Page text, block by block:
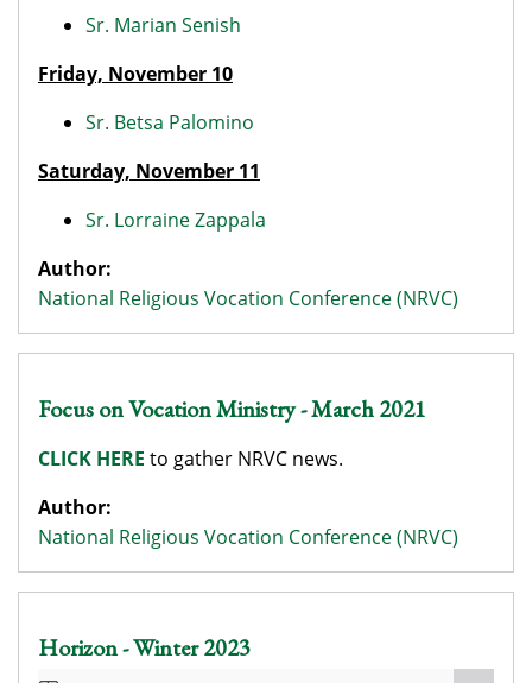
Sr. Marian Senish
Friday, November 10
Sr. Betsa Palomino
Saturday, November 11
Sr. Lorraine Zappala
Author:
National Religious Vocation Conference (NRVC)
Focus on Vocation Ministry - March 2021
CLICK HERE to gather NRVC news.
Author:
National Religious Vocation Conference (NRVC)
Horizon - Winter 2023